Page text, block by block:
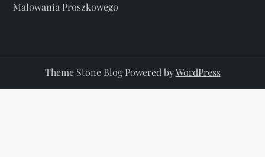
Malowania Proszkowego
Theme Stone Blog Powered byWordPress